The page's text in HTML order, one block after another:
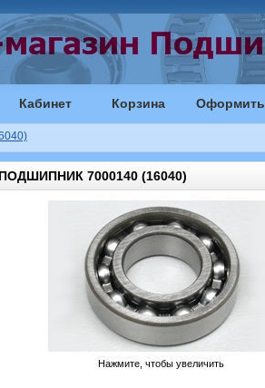
Кабинет Корзина Оформить
ПОДШИПНИК 7000140 (16040)
Нажмите, чтобы увеличить